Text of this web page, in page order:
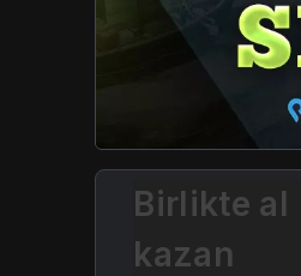
Birlikte al
kazan